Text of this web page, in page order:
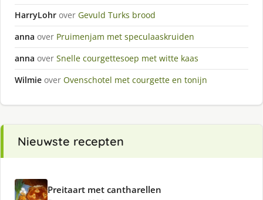
HarryLohr over Gevuld Turks brood
anna over Pruimenjam met speculaaskruiden
anna over Snelle courgettesoep met witte kaas
Wilmie over Ovenschotel met courgette en tonijn
Nieuwste recepten
Preitaart met cantharellen